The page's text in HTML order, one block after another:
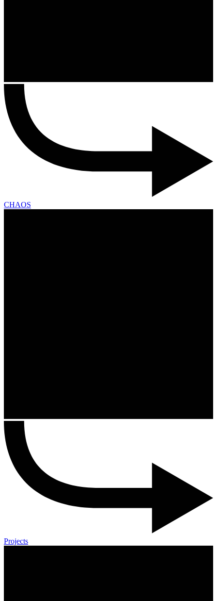
CHAOS
Projects